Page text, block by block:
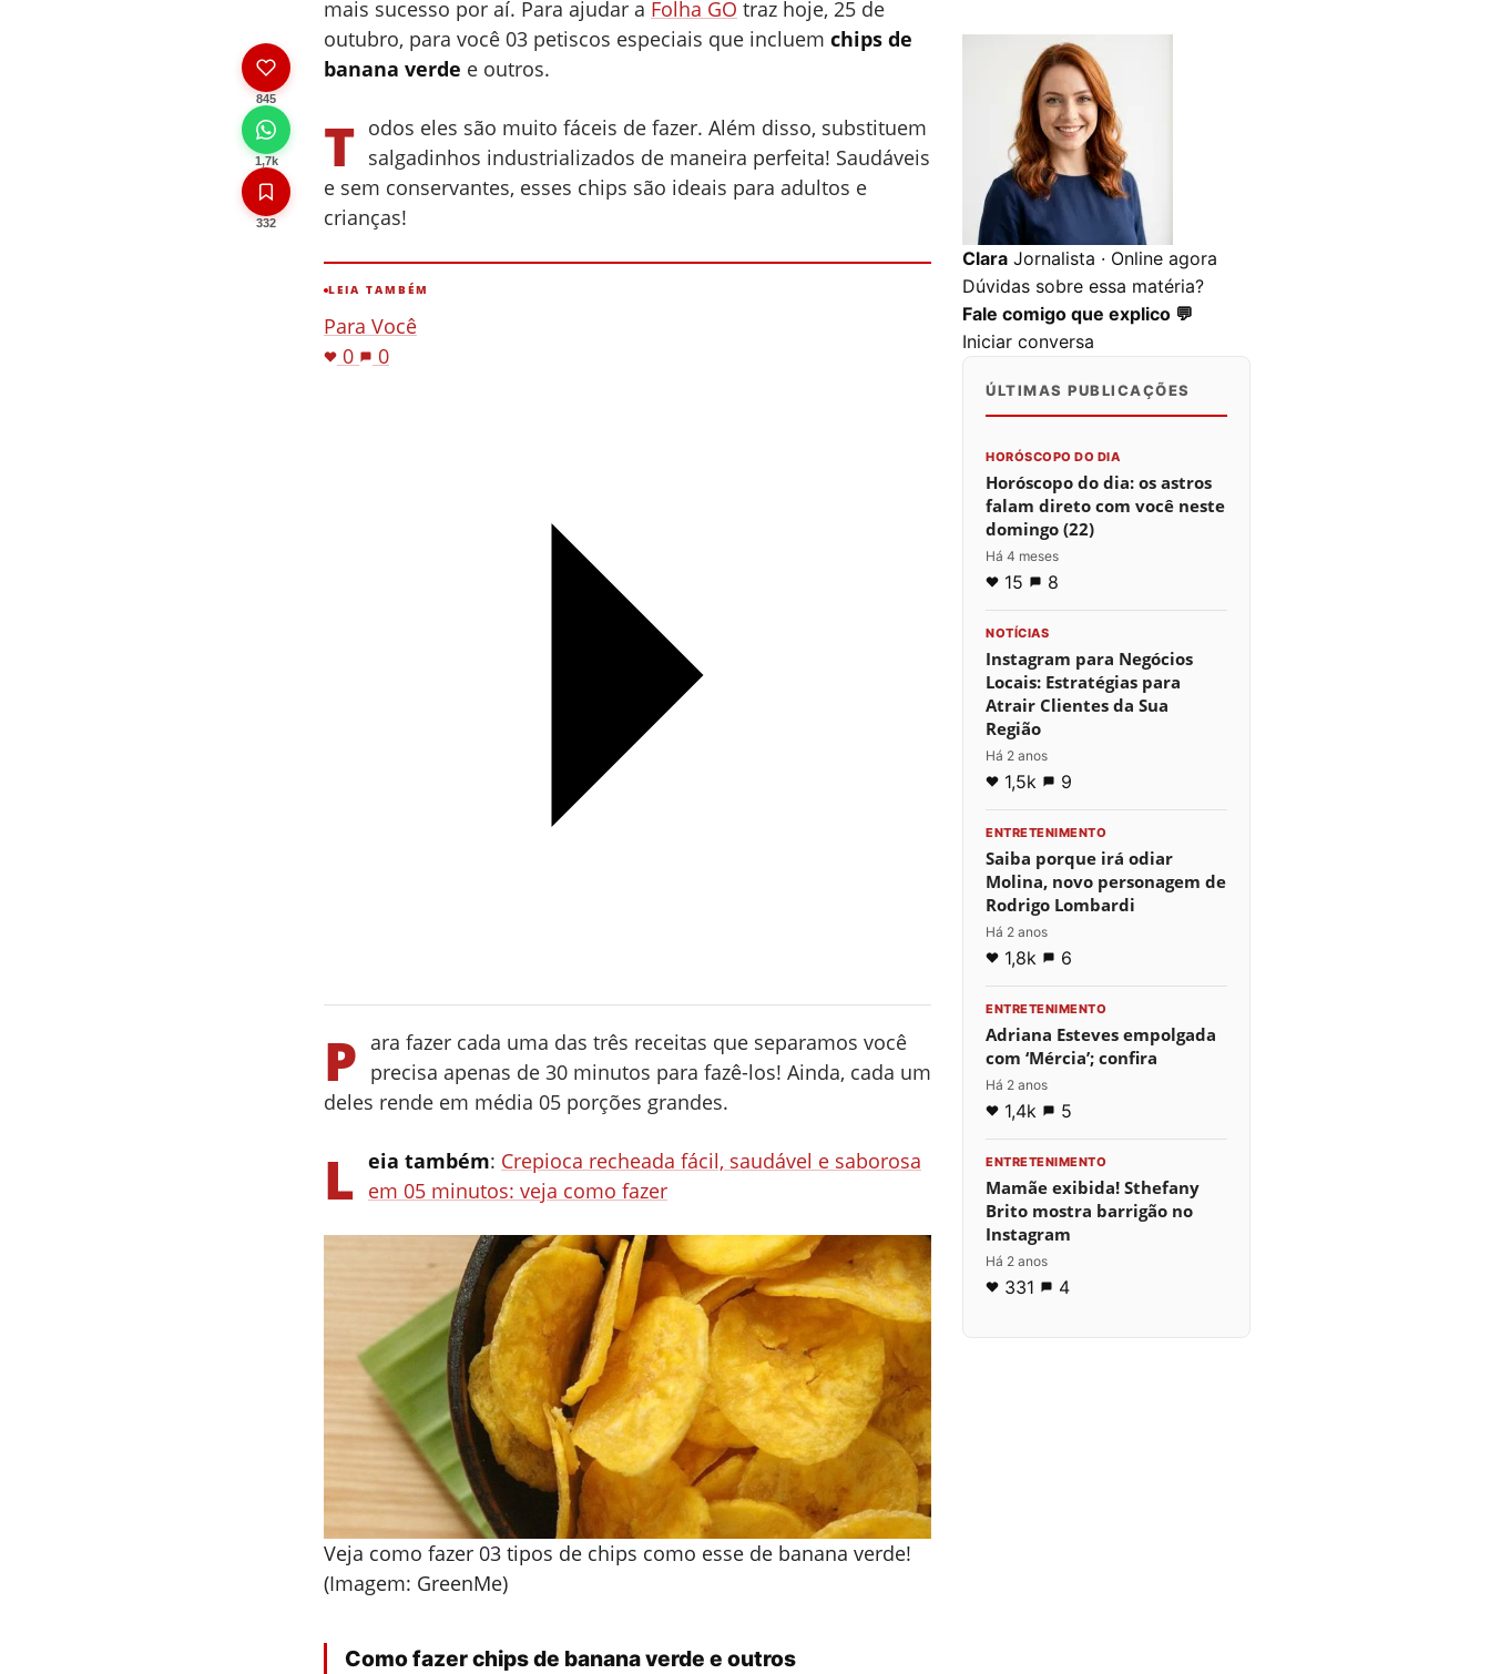
845
1,7k
332
mais sucesso por aí. Para ajudar a Folha GO traz hoje, 25 de
outubro, para você 03 petiscos especiais que incluem chips de
banana verde e outros.
T odos eles são muito fáceis de fazer. Além disso, substituem
salgadinhos industrializados de maneira perfeita! Saudáveis
e sem conservantes, esses chips são ideais para adultos e
crianças!
LEIA TAMBÉM
Para Você
0
0
P ara fazer cada uma das três receitas que separamos você
precisa apenas de 30 minutos para fazê-los! Ainda, cada um
deles rende em média 05 porções grandes.
L eia também: Crepioca recheada fácil, saudável e saborosa
em 05 minutos: veja como fazer
Veja como fazer 03 tipos de chips como esse de banana verde!
(Imagem: GreenMe)
Como fazer chips de banana verde e outros
Clara Jornalista · Online agora
Dúvidas sobre essa matéria?
Fale comigo que explico 💬
Iniciar conversa
0 0 0
ÚLTIMAS PUBLICAÇÕES
HORÓSCOPO DO DIA
Horóscopo do dia: os astros
falam direto com você neste
domingo (22)
Há 4 meses
15 8
NOTÍCIAS
Instagram para Negócios
Locais: Estratégias para
Atrair Clientes da Sua
Região
Há 2 anos
1,5k 9
ENTRETENIMENTO
Saiba porque irá odiar
Molina, novo personagem de
Rodrigo Lombardi
Há 2 anos
1,8k 6
ENTRETENIMENTO
Adriana Esteves empolgada
com ‘Mércia’; confira
Há 2 anos
1,4k 5
ENTRETENIMENTO
Mamãe exibida! Sthefany
Brito mostra barrigão no
Instagram
Há 2 anos
331 4